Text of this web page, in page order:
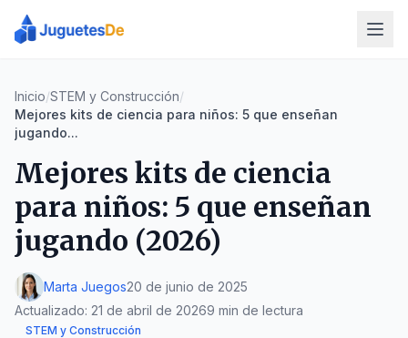
Inicio/STEM y Construcción/
Mejores kits de ciencia para niños: 5 que enseñan
jugando...
Mejores kits de ciencia
para niños: 5 que enseñan
jugando (2026)
Marta Juegos20 de junio de 2025
Actualizado: 21 de abril de 20269 min de lectura
STEM y Construcción